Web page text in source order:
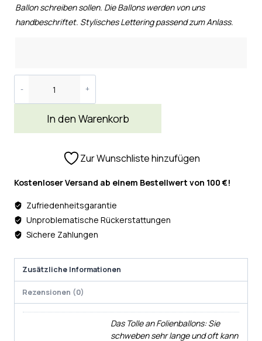
Ballon schreiben sollen. Die Ballons werden von uns
handbeschriftet. Stylisches Lettering passend zum Anlass.
In den Warenkorb
Zur Wunschliste hinzufügen
Kostenloser Versand ab einem Bestellwert von 100 €!
Zufriedenheitsgarantie
Unproblematische Rückerstattungen
Sichere Zahlungen
Zusätzliche Informationen
Rezensionen (0)
Das Tolle an Folienballons: Sie
schweben sehr lange und oft kann